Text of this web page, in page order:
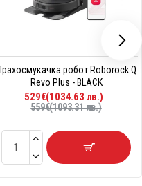
робот Roborock Q
Revo Plus - BLACK
529€(1034.63 лв.)
559€(1093.31 лв.)